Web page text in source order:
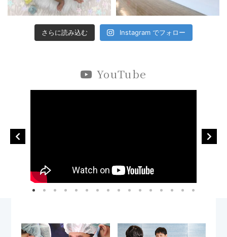
さらに読み込む Instagram でフォロー
YouTube